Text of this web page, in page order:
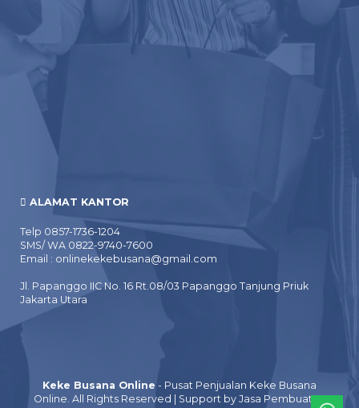
ALAMAT KANTOR
Telp 0857-1736-1204
SMS/ WA 0822-9740-7600
Email : onlinekekebusana@gmail.com
Jl. Papanggo IIC No. 16 Rt.08/03 Papanggo Tanjung Priuk
Jakarta Utara
Keke Busana Online - Pusat Penjualan Keke Busana
Online. All Rights Reserved | Support by Jasa Pembuatan